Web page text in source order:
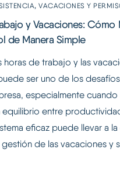
,VACACIONES Y
y Vacaciones: Cómo
de Manera Simple
horas de trabajo y las
ser uno de los
especialmente
equilibrio entre
eficaz puede llevar a
gestión de las vacaciones y